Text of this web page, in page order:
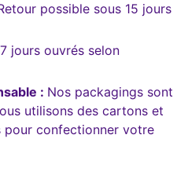
possible sous 15 jours
jours ouvrés selon
: Nos packagings sont
utilisons des cartons et
pour confectionner votre